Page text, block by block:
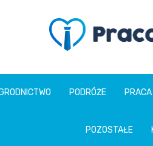
PODRÓŻE PRACA
POZOSTAŁE